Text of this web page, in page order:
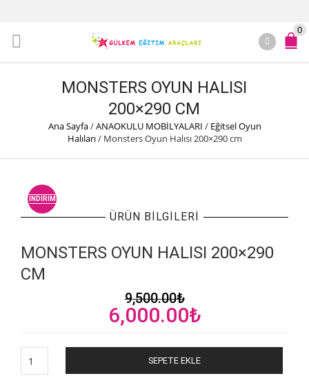
0
MONSTERS OYUN HALISI
200×290 CM
Ana Sayfa/ANAOKULU MOBİLYALARI / Eğitsel Oyun
Halıları/ Monsters Oyun Halısı 200×290 cm
İNDIRIM
ÜRÜN BILGILERI
MONSTERS OYUN HALISI 200×290
CM
9,500.00₺
Orijinal
9,500.00₺.
6,000.00₺Şu
fiyat:
Oyun
SEPETE EKLE